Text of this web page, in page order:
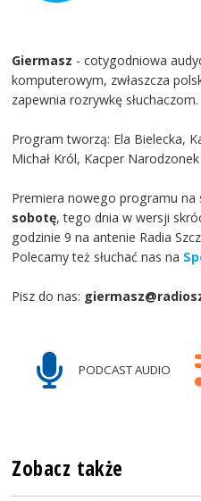
Giermasz - cotygodniowa
komputerowym, zwłaszcza
zapewnia rozrywkę słuchaczom.
Program tworzą: Ela Bielecka,
Michał Król, Kacper
Premiera nowego programu
sobotę, tego dnia w wersji
godzinie 9 na antenie Radia
Polecamy też słuchać nas na
Pisz do nas:
PODCAST AUDIO
Zobacz także